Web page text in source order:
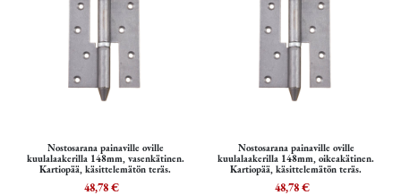
Nostosarana painaville oville
kuulalaakerilla 148mm, vasenkätinen.
Kartiopää, käsittelemätön teräs.
48,78€
Nostosarana painaville oville
kuulalaakerilla 148mm, oikeakätinen.
Kartiopää, käsittelemätön teräs.
48,78€